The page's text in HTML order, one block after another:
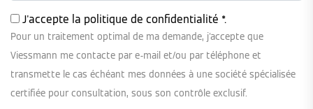
J'accepte la politique de confidentialité *.
Pour un traitement optimal de ma demande, j'accepte que
Viessmann me contacte par e-mail et/ou par téléphone et
transmette le cas échéant mes données à une société spécialisée
certifiée pour consultation, sous son contrôle exclusif.